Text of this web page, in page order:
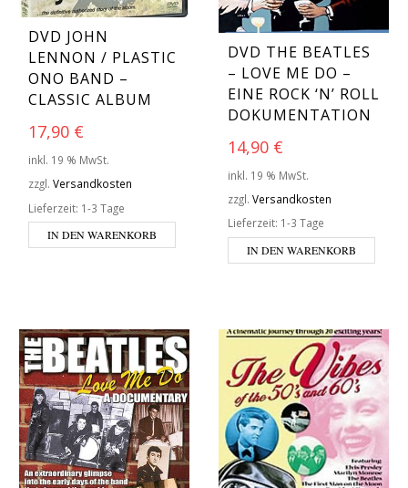
DVD JOHN
LENNON / PLASTIC
ONO BAND –
CLASSIC ALBUM
17,90 €
inkl. 19 % MwSt.
zzgl. Versandkosten
Lieferzeit: 1-3 Tage
IN DEN WARENKORB
DVD THE BEATLES
– LOVE ME DO –
EINE ROCK ‘N’ ROLL
DOKUMENTATION
14,90 €
inkl. 19 % MwSt.
zzgl. Versandkosten
Lieferzeit: 1-3 Tage
IN DEN WARENKORB